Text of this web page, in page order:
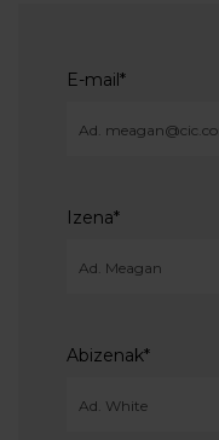
E-mail*
Izena*
Abizenak*